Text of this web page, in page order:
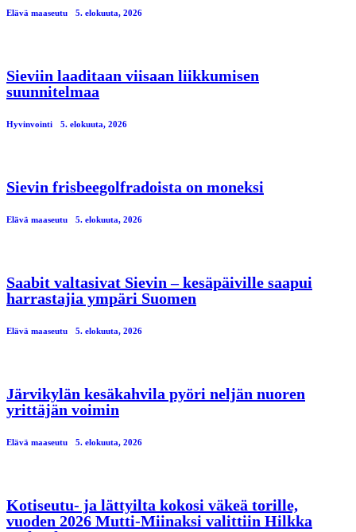
Elävä maaseutu 5. elokuuta, 2026
Sieviin laaditaan viisaan liikkumisen
suunnitelmaa
Hyvinvointi 5. elokuuta, 2026
Sievin frisbeegolfradoista on moneksi
Elävä maaseutu 5. elokuuta, 2026
Saabit valtasivat Sievin – kesäpäiville saapui
harrastajia ympäri Suomen
Elävä maaseutu 5. elokuuta, 2026
Järvikylän kesäkahvila pyöri neljän nuoren
yrittäjän voimin
Elävä maaseutu 5. elokuuta, 2026
Kotiseutu- ja lättyilta kokosi väkeä torille,
vuoden 2026 Mutti-Miinaksi valittiin Hilkka